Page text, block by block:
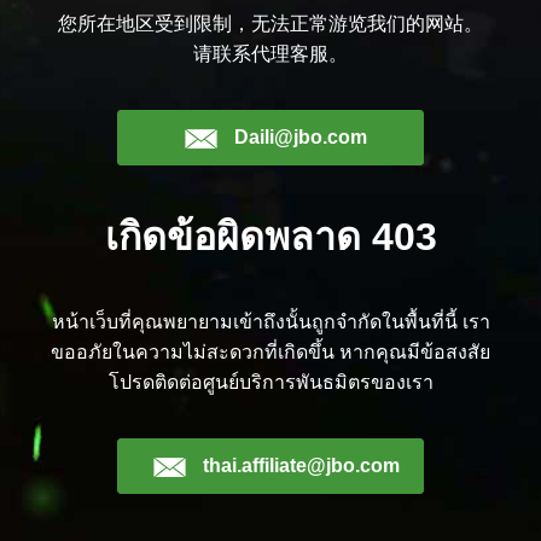
您所在地区受到限制，无法正常游览我们的网站。
请联系代理客服。
Daili@jbo.com
เกิดข้อผิดพลาด 403
หน้าเว็บที่คุณพยายามเข้าถึงนั้นถูกจำกัดในพื้นที่นี้ เรา
ขออภัยในความไม่สะดวกที่เกิดขึ้น หากคุณมีข้อสงสัย
โปรดติดต่อศูนย์บริการพันธมิตรของเรา
thai.affiliate@jbo.com